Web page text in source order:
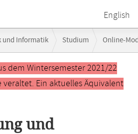
English
und Informatik Studium Online-
dem Wintersemester 2021/22
Ein aktuelles Äquivalent
und